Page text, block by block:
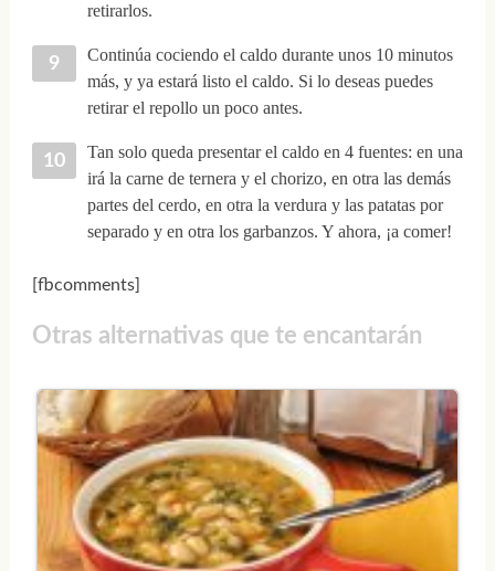
retirarlos.
Continúa cociendo el caldo durante unos 10 minutos
más, y ya estará listo el caldo. Si lo deseas puedes
retirar el repollo un poco antes.
Tan solo queda presentar el caldo en 4 fuentes: en una
irá la carne de ternera y el chorizo, en otra las demás
partes del cerdo, en otra la verdura y las patatas por
separado y en otra los garbanzos. Y ahora, ¡a comer!
[fbcomments]
Otras alternativas que te encantarán